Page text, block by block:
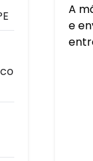
A
e